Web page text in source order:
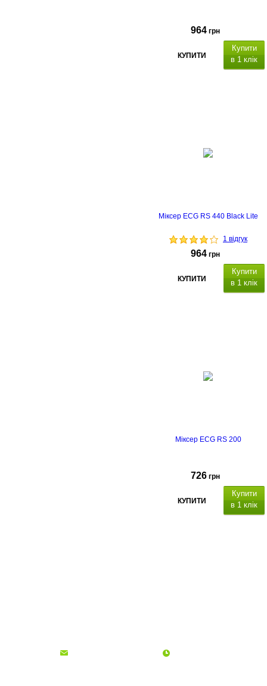
964 грн
КУПИТИ
Купити
в 1 клік
Міксер ECG RS 440 Black Lite
1 відгук
964 грн
КУПИТИ
Купити
в 1 клік
Міксер ECG RS 200
726 грн
КУПИТИ
Купити
в 1 клік